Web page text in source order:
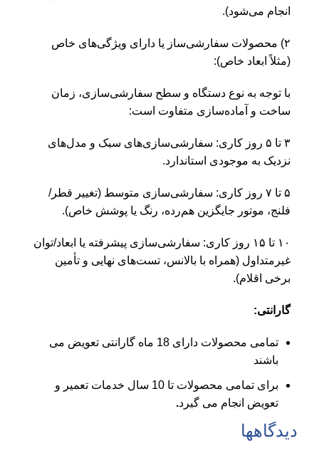
انجام می‌شود).
۲) محصولات سفارشی‌ساز یا دارای ویژگی‌های خاص
(مثلاً ابعاد خاص):
با توجه به نوع دستگاه و سطح سفارشی‌سازی، زمان
ساخت و آماده‌سازی متفاوت است:
۳ تا ۵ روز کاری: سفارشی‌سازی‌های سبک و مدل‌های
نزدیک به موجودی استاندارد.
۵ تا ۷ روز کاری: سفارشی‌سازی متوسط (تغییر قطر/
فلنج، موتور جایگزین هم‌رده، رنگ یا پوشش خاص).
۱۰ تا ۱۵ روز کاری: سفارشی‌سازی پیشرفته یا ابعاد/توان
غیرمتداول (همراه با بالانس، تست‌های نهایی و تأمین
برخی اقلام).
گارانتی:
تمامی محصولات دارای 18 ماه گارانتی تعویض می
باشند
برای تمامی محصولات تا 10 سال خدمات تعمیر و
تعویض انجام می گیرد.
دیدگاهها